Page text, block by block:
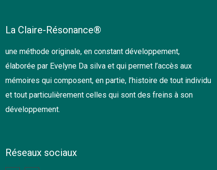
La Claire-Résonance®
une méthode originale, en constant développement,
élaborée par Evelyne Da silva et qui permet l’accès aux
mémoires qui composent, en partie, l’histoire de tout individu
et tout particulièrement celles qui sont des freins à son
développement.
Réseaux sociaux